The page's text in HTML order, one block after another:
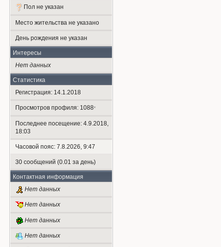
Пол не указан
Место жительства не указано
День рождения не указан
Интересы
Нет данных
Статистика
Регистрация: 14.1.2018
Просмотров профиля: 1088*
Последнее посещение: 4.9.2018,
18:03
Часовой пояс: 7.8.2026, 9:47
30 сообщений (0.01 за день)
Контактная информация
Нет данных
Нет данных
Нет данных
Нет данных